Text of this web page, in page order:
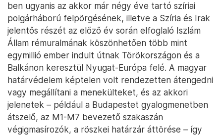
ben ugyanis az akkor már négy éve tartó szíriai
polgárháború felpörgésének, illetve a Szíria és Irak
jelentős részét az előző év során elfoglaló Iszlám
Állam rémuralmának köszönhetően több mint
egymillió ember indult útnak Törökországon és a
Balkánon keresztül Nyugat-Európa felé. A magyar
határvédelem képtelen volt rendezetten átengedni
vagy megállítani a menekülteket, és az akkori
jelenetek – például a Budapestet gyalogmenetben
átszelő, az M1-M7 bevezető szakaszán
végigmasírozók, a röszkei határzár áttörése – így